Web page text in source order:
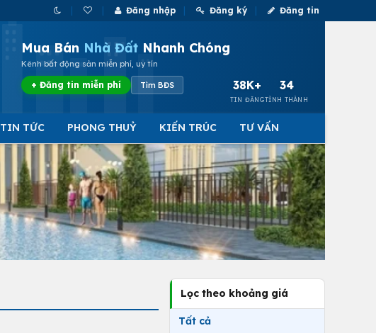
Đăng nhập Đăng ký Đăng tin
Mua Bán Nhà Đất Nhanh Chóng
Kênh bất động sản miễn phí, uy tín
+ Đăng tin miễn phí Tìm BĐS 38K+
TIN ĐĂNG
34
TỈNH THÀNH
TIN TỨC PHONG THUỶ KIẾN TRÚC TƯ VẤN
Lọc theo khoảng giá
Tất cả